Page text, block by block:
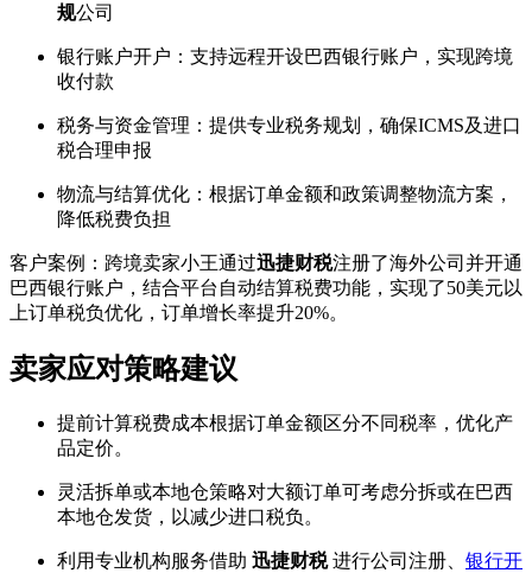
规公司
银行账户开户：支持远程开设巴西银行账户，实现跨境
收付款
税务与资金管理：提供专业税务规划，确保ICMS及进口
税合理申报
物流与结算优化：根据订单金额和政策调整物流方案，
降低税费负担
客户案例：跨境卖家小王通过迅捷财税注册了海外公司并开通
巴西银行账户，结合平台自动结算税费功能，实现了50美元以
上订单税负优化，订单增长率提升20%。
卖家应对策略建议
提前计算税费成本根据订单金额区分不同税率，优化产
品定价。
灵活拆单或本地仓策略对大额订单可考虑分拆或在巴西
本地仓发货，以减少进口税负。
利用专业机构服务借助 迅捷财税进行公司注册、 银行开